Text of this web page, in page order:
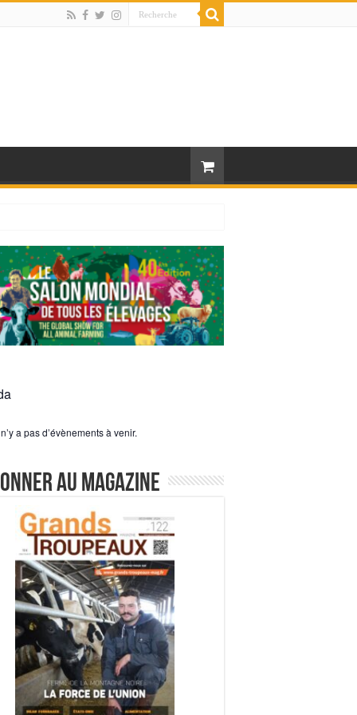
a pas d’évènements à venir.
au magazine